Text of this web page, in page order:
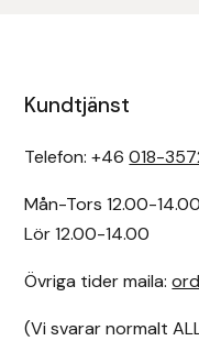
Kundtjänst
Telefon: +46018-
Mån-Tors 12.00-14.00
Lör 12.00-14.00
Övriga tider maila:
(Vi svarar normalt
Wintec